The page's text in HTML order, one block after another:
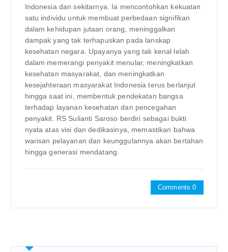
Indonesia dan sekitarnya. Ia mencontohkan kekuatan
satu individu untuk membuat perbedaan signifikan
dalam kehidupan jutaan orang, meninggalkan
dampak yang tak terhapuskan pada lanskap
kesehatan negara. Upayanya yang tak kenal lelah
dalam memerangi penyakit menular, meningkatkan
kesehatan masyarakat, dan meningkatkan
kesejahteraan masyarakat Indonesia terus berlanjut
hingga saat ini, membentuk pendekatan bangsa
terhadap layanan kesehatan dan pencegahan
penyakit. RS Sulianti Saroso berdiri sebagai bukti
nyata atas visi dan dedikasinya, memastikan bahwa
warisan pelayanan dan keunggulannya akan bertahan
hingga generasi mendatang.
Comments 0